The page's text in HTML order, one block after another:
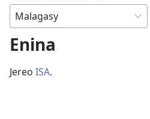
Enina
Jereo ISA.